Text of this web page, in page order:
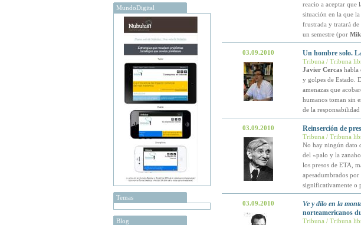
MundoDigital
Temas
Blog
reacio a aceptar que
situación en la que
frustrada y tratará
un semestre (por
03.09.2010 Un hombre solo.
Tribuna / Tribuna
Javier Cercashabla
y golpes de Estado.
amenazas que
humanos toman sin
de la
03.09.2010 Reinserción de
Tribuna / Tribuna
No hay ningún dato
del «palo y la
los presos de ETA,
apesadumbrados
significativamente o
03.09.2010 Ve y dilo en la
norteamericanos
Tribuna / Tribuna